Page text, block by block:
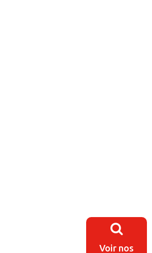
Voir nos